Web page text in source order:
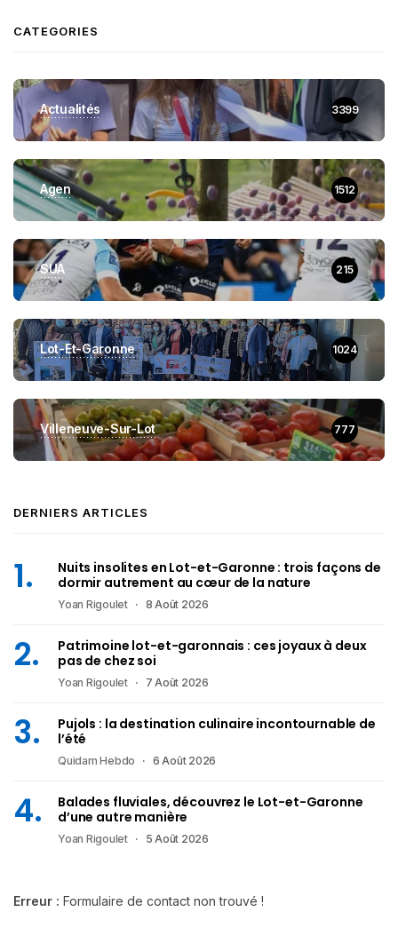
CATEGORIES
Actualités 3399
Agen 1512
SUA 215
Lot-Et-Garonne 1024
Villeneuve-Sur-Lot 777
DERNIERS ARTICLES
Nuits insolites en Lot-et-Garonne : trois façons de
dormir autrement au cœur de la nature
Yoan Rigoulet 8 Août 2026
Patrimoine lot-et-garonnais : ces joyaux à deux
pas de chez soi
Yoan Rigoulet 7 Août 2026
Pujols : la destination culinaire incontournable de
l’été
Quidam Hebdo 6 Août 2026
Balades fluviales, découvrez le Lot-et-Garonne
d’une autre manière
Yoan Rigoulet 5 Août 2026
Erreur : Formulaire de contact non trouvé !